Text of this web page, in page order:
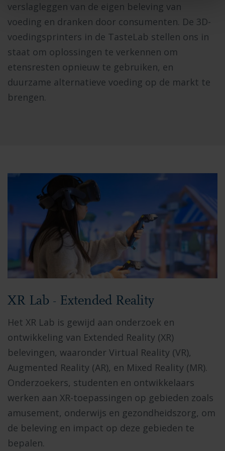
verslagleggen van de eigen beleving van
voeding en dranken door consumenten. De 3D-
voedingsprinters in de TasteLab stellen ons in
staat om oplossingen te verkennen om
etensresten opnieuw te gebruiken, en
duurzame alternatieve voeding op de markt te
brengen.
XR Lab - Extended Reality
Het XR Lab is gewijd aan onderzoek en
ontwikkeling van Extended Reality (XR)
belevingen, waaronder Virtual Reality (VR),
Augmented Reality (AR), en Mixed Reality (MR).
Onderzoekers, studenten en ontwikkelaars
werken aan XR-toepassingen op gebieden zoals
amusement, onderwijs en gezondheidszorg, om
de beleving en impact op deze gebieden te
bepalen.